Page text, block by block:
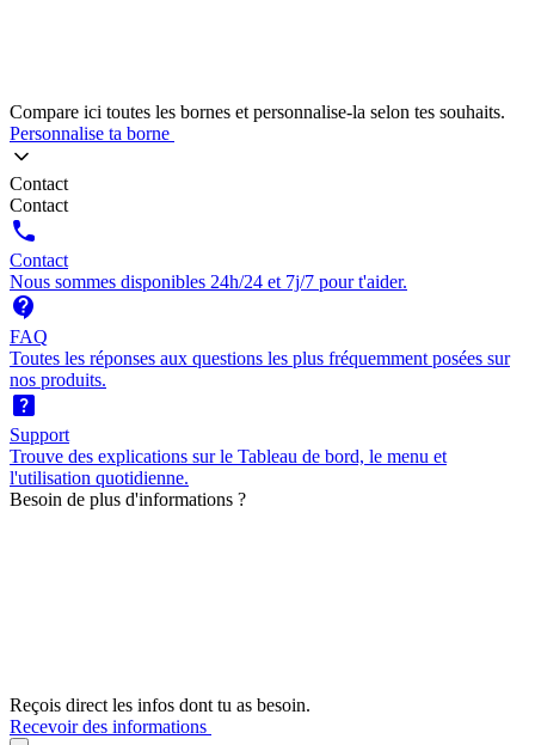
Compare ici toutes les bornes et personnalise-la selon tes souhaits.
Personnalise ta borne
Contact
Contact
call
Contact
Nous sommes disponibles 24h/24 et 7j/7 pour t'aider.
contact_support
FAQ
Toutes les réponses aux questions les plus fréquemment posées sur
nos produits.
help_center
Support
Trouve des explications sur le Tableau de bord, le menu et
l'utilisation quotidienne.
Besoin de plus d'informations ?
Reçois direct les infos dont tu as besoin.
Recevoir des informations